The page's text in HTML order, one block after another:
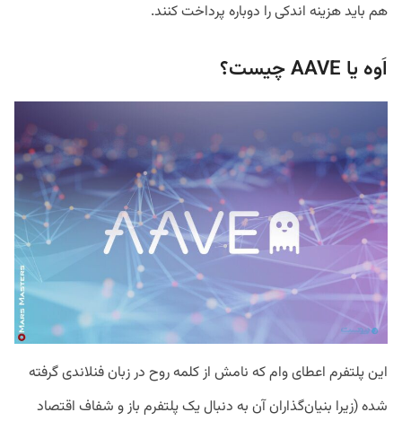
هم باید هزینه اندکی را دوباره پرداخت کنند.
اَوه یا AAVE چیست؟
این پلتفرم اعطای وام که نامش از کلمه روح در زبان فنلاندی گرفته
شده (زیرا بنیان‌گذاران آن به دنبال یک پلتفرم باز و شفاف اقتصاد